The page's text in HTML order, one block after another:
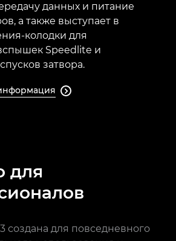
данных и питание
а также выступает в
колодки для
Speedlite и
затвора.

для
создана для повседневного